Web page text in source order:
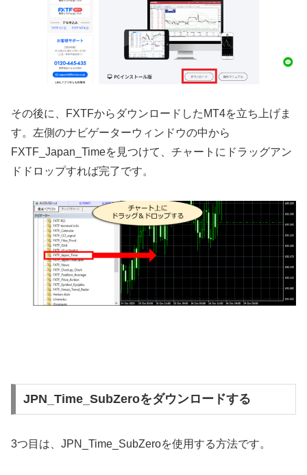
その後に、 FXTFからダウンロードした MT4を立ち上げま
す。左側のナビゲーターウィンドウの中から
FXTF_Japan_Timeを見つけて、チャートにドラッグアン
ドドロップすれば完了です。
JPN_Time_SubZeroをダウンロードする
3つ目は、 JPN_Time_SubZeroを使用する方法です。